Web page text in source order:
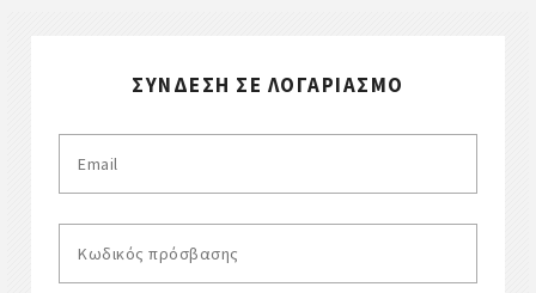
ΣΎΝΔΕΣΗ ΣΕ ΛΟΓΑΡΙΑΣΜΌ